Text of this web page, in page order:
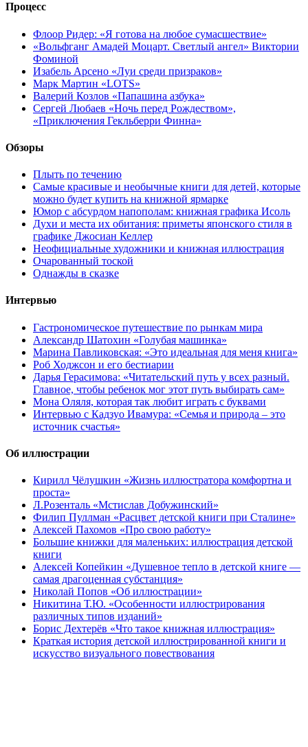
Процесс
Флоор Ридер: «Я готова на любое сумасшествие»
«Вольфганг Амадей Моцарт. Светлый ангел» Виктории
Фоминой
Изабель Арсено «Луи среди призраков»
Марк Мартин «LOTS»
Валерий Козлов «Папашина азбука»
Сергей Любаев «Ночь перед Рождеством»,
«Приключения Гекльберри Финна»
Обзоры
Плыть по течению
Самые красивые и необычные книги для детей, которые
можно будет купить на книжной ярмарке
Юмор с абсурдом напополам: книжная графика Исоль
Духи и места их обитания: приметы японского стиля в
графике Джосиан Келлер
Неофициальные художники и книжная иллюстрация
Очарованный тоской
Однажды в сказке
Интервью
Гастрономическое путешествие по рынкам мира
Александр Шатохин «Голубая машинка»
Марина Павликовская: «Это идеальная для меня книга»
Роб Ходжсон и его бестиарии
Дарья Герасимова: «Читательский путь у всех разный.
Главное, чтобы ребенок мог этот путь выбирать сам»
Мона Оляля, которая так любит играть с буквами
Интервью с Кадзуо Ивамура: «Семья и природа – это
источник счастья»
Об иллюстрации
Кирилл Чёлушкин «Жизнь иллюстратора комфортна и
проста»
Л.Розенталь «Мстислав Добужинский»
Филип Пуллман «Расцвет детской книги при Сталине»
Алексей Пахомов «Про свою работу»
Большие книжки для маленьких: иллюстрация детской
книги
Алексей Копейкин «Душевное тепло в детской книге —
самая драгоценная субстанция»
Николай Попов «Об иллюстрации»
Никитина Т.Ю. «Особенности иллюстрирования
различных типов изданий»
Борис Дехтерёв «Что такое книжная иллюстрация»
Краткая история детской иллюстрированной книги и
искусство визуального повествования